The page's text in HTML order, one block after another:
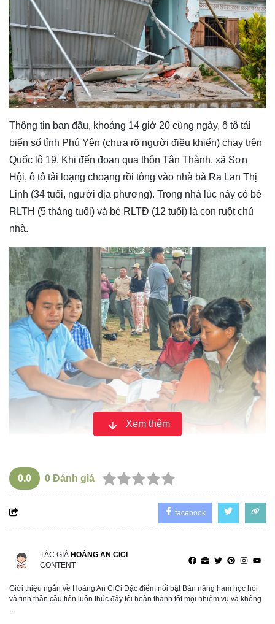
Thông tin ban đầu, khoảng 14 giờ 20 cùng ngày, ô tô tải
biển số tỉnh Phú Yên (chưa rõ người điều khiển) chạy trên
Quốc lộ 19. Khi đến đoạn qua thôn Tân Thành, xã Sơn
Hội, ô tô tải loạng choạng rồi tông vào nhà bà Ra Lan Thị
Linh (34 tuổi, người địa phương). Trong nhà lúc này có bé
RLTH (5 tháng tuổi) và bé RLTĐ (12 tuổi) là con ruột chủ
nhà.
hoàn toàn. Bé RLTH bị thương nặng, tử vong tại Trạm Y tế
xã Sơn Hội, còn bé RLTTĐ bị thương nặng đang được
ô tô tải tông sập vừa được Câu lạc bộ thiện nguyện Đom
Đóm Phú Yên xây dựng, trao tặng.
Xem thêm
0.0 0 Đánh giá
facebook
TÁC GIẢ HOÀNG AN CICI
CONTENT
Giới thiệu ngắn về Hoàng An CiCi Đặc điểm nổi bật Bản năng ham học hỏi
và tinh thần cầu tiến luôn thúc đẩy tôi hoàn thành tốt mọi nhiệm vụ và không
...